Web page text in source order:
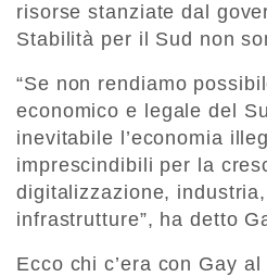
risorse stanziate dal
Stabilità per il Sud non
“Se non rendiamo
economico e legale del
inevitabile l’economia
imprescindibili per la
digitalizzazione,
infrastrutture”, ha detto
Ecco chi c’era con Gay